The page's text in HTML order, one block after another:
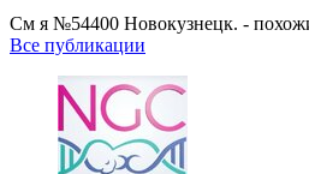
См я №54400 Новокузнецк. -
Все публикации